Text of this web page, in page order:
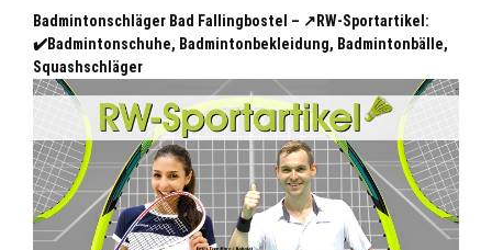
Badmintonschläger Bad Fallingbostel – ↗️RW-Sportartikel:
✔️Badmintonschuhe, Badmintonbekleidung, Badmintonbälle,
Squashschläger